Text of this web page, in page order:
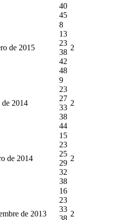
40
45
de 2015
8
13
23
38
42
48
2
de 2014
9
23
27
33
38
44
2
de 2014
15
23
25
29
32
38
2
de 2013
16
23
33
38
2